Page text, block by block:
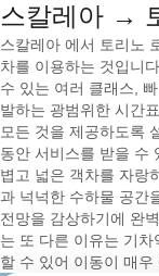
스칼레아 →
스칼레아 에서 토리노
차를 이용하는 것입니
수 있는 여러 클래스,
발하는 광범위한 시간
모든 것을 제공하도록
동안 서비스를 받을 수
볍고 넓은 객차를 자랑
과 넉넉한 수하물 공간
전망을 감상하기에 완
는 또 다른 이유는 기
할 수 있어 이동이 매우